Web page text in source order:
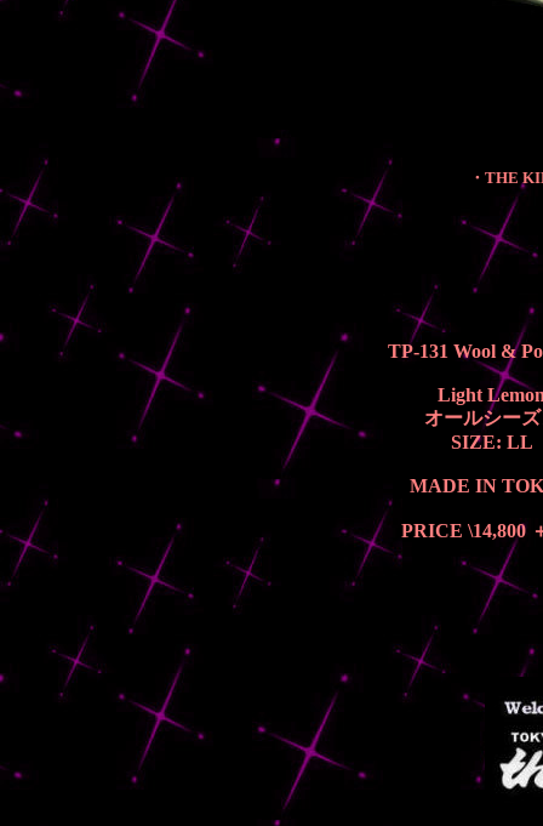
・THE
TP-131 Wool &
Light
オールシー
SIZE:
MADE IN
PRICE \14,800